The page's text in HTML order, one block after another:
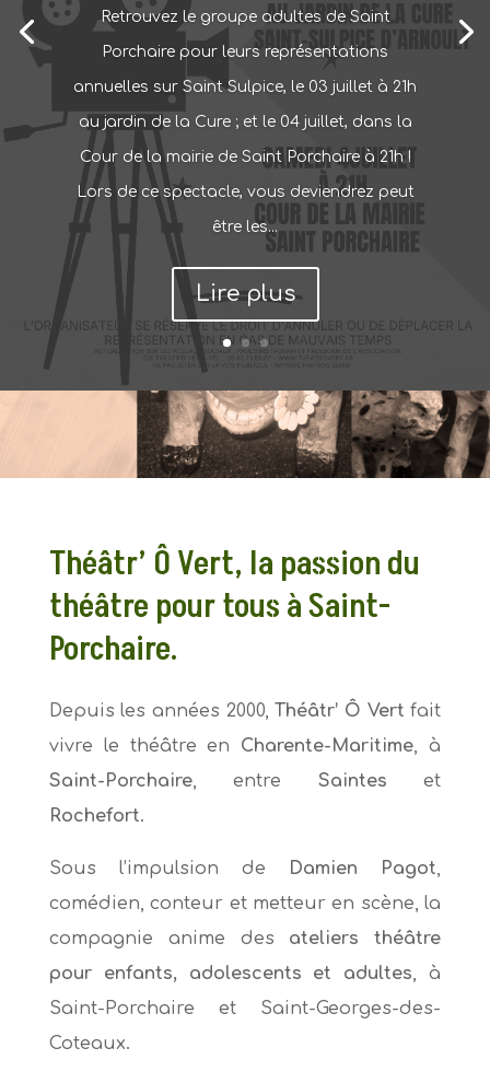
Retrouvez le groupe adultes de Saint
Porchaire pour leurs représentations
annuelles sur Saint Sulpice, le 03 juillet à 21h
au jardin de la Cure ; et le 04 juillet, dans la
Cour de la mairie de Saint Porchaire à 21h !
Lors de ce spectacle, vous deviendrez peut
être les...
Lire plus
Théâtr’ Ô Vert, la passion du
théâtre pour tous à Saint-
Porchaire.
Depuis les années 2000,Théâtr’ Ô Vert fait
vivre le théâtre en Charente-Maritime , à
Saint-Porchaire, entre Saintes et
Rochefort.
Sous l’impulsion de Damien Pagot
comédien, conteur et metteur en scène, la
compagnie anime des ateliers théâtre
pour enfants, adolescents et adultes , à
Saint-Porchaire et Saint-Georges-des-
Coteaux.